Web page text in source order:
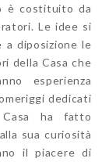
è costituito da
Le idee si
a diposizione le
della Casa che
esperienza
dedicati
Casa ha fatto
sua curiosità
il piacere di